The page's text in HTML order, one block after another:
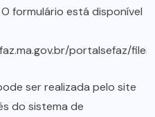
formulário está disponível
portalsefaz/
ser realizada pelo site
do sistema de